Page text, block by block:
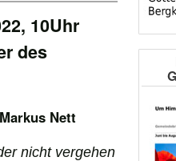
10Uhr
des
Nett
nicht vergehen